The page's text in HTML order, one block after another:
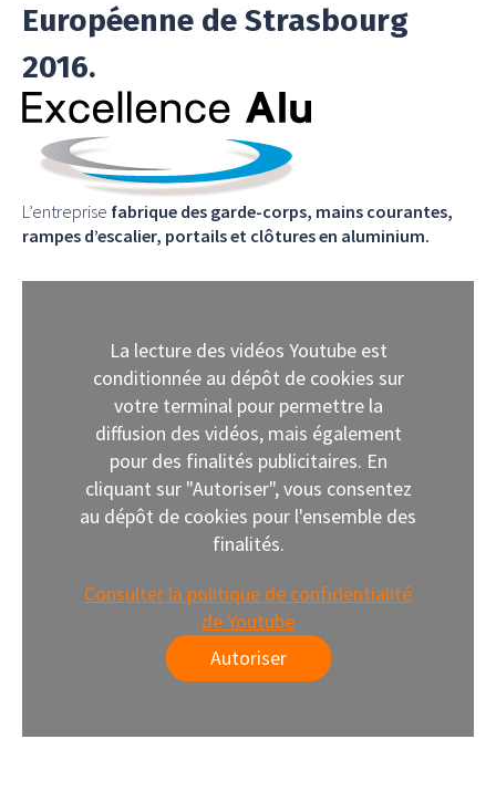
Européenne de Strasbourg
2016.
L’entreprise fabrique des garde-corps, mains courantes,
rampes d’escalier, portails et clôtures en aluminium.
La lecture des vidéos Youtube est
conditionnée au dépôt de cookies sur
votre terminal pour permettre la
diffusion des vidéos, mais également
pour des finalités publicitaires. En
cliquant sur "Autoriser", vous consentez
au dépôt de cookies pour l'ensemble des
finalités.
Consulter la politique de confidentialité
de Youtube
Autoriser